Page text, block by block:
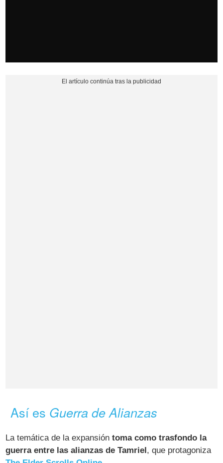
Así es Guerra de Alianzas
La temática de la expansióntoma como trasfondo la
guerra entre las alianzas de Tamriel , que protagoniza